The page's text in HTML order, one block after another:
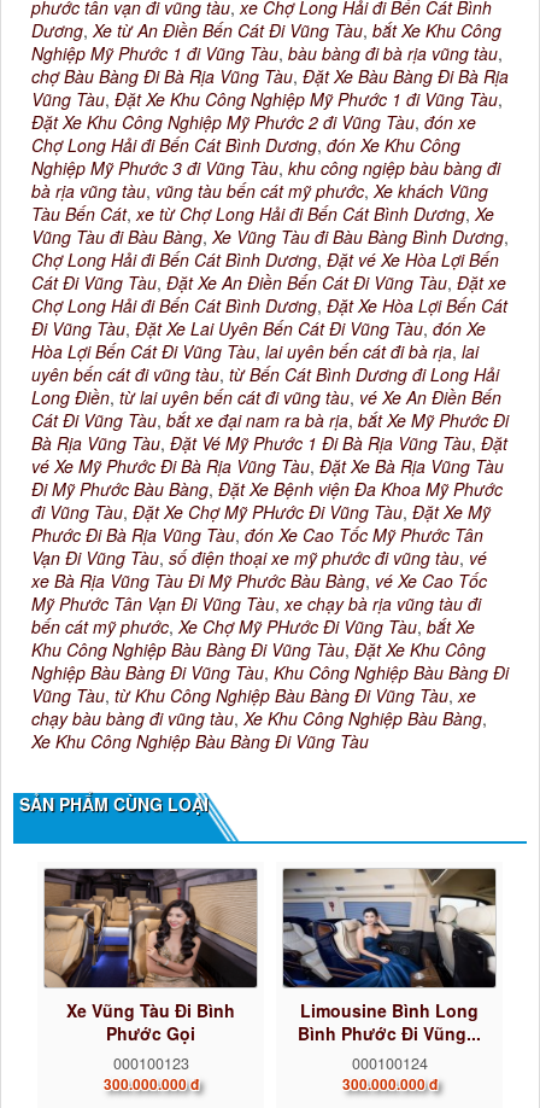
phước tân vạn đi vũng tàu, xe Chợ Long Hải đi Bến Cát Bình
Dương, Xe từ An Điền Bến Cát Đi Vũng Tàu, bắt Xe Khu Công
Nghiệp Mỹ Phước 1 đi Vũng Tàu, bàu bàng đi bà rịa vũng tàu,
chợ Bàu Bàng Đi Bà Rịa Vũng Tàu, Đặt Xe Bàu Bàng Đi Bà Rịa
Vũng Tàu, Đặt Xe Khu Công Nghiệp Mỹ Phước 1 đi Vũng Tàu,
Đặt Xe Khu Công Nghiệp Mỹ Phước 2 đi Vũng Tàu, đón xe
Chợ Long Hải đi Bến Cát Bình Dương, đón Xe Khu Công
Nghiệp Mỹ Phước 3 đi Vũng Tàu, khu công ngiệp bàu bàng đi
bà rịa vũng tàu, vũng tàu bến cát mỹ phước, Xe khách Vũng
Tàu Bến Cát, xe từ Chợ Long Hải đi Bến Cát Bình Dương, Xe
Vũng Tàu đi Bàu Bàng, Xe Vũng Tàu đi Bàu Bàng Bình Dương,
Chợ Long Hải đi Bến Cát Bình Dương, Đặt vé Xe Hòa Lợi Bến
Cát Đi Vũng Tàu, Đặt Xe An Điền Bến Cát Đi Vũng Tàu, Đặt xe
Chợ Long Hải đi Bến Cát Bình Dương, Đặt Xe Hòa Lợi Bến Cát
Đi Vũng Tàu, Đặt Xe Lai Uyên Bến Cát Đi Vũng Tàu, đón Xe
Hòa Lợi Bến Cát Đi Vũng Tàu, lai uyên bến cát đi bà rịa, lai
uyên bến cát đi vũng tàu, từ Bến Cát Bình Dương đi Long Hải
Long Điền, từ lai uyên bến cát đi vũng tàu, vé Xe An Điền Bến
Cát Đi Vũng Tàu, bắt xe đại nam ra bà rịa, bắt Xe Mỹ Phước Đi
Bà Rịa Vũng Tàu, Đặt Vé Mỹ Phước 1 Đi Bà Rịa Vũng Tàu, Đặt
vé Xe Mỹ Phước Đi Bà Rịa Vũng Tàu, Đặt Xe Bà Rịa Vũng Tàu
Đi Mỹ Phước Bàu Bàng, Đặt Xe Bệnh viện Đa Khoa Mỹ Phước
đi Vũng Tàu, Đặt Xe Chợ Mỹ PHước Đi Vũng Tàu, Đặt Xe Mỹ
Phước Đi Bà Rịa Vũng Tàu, đón Xe Cao Tốc Mỹ Phước Tân
Vạn Đi Vũng Tàu, số điện thoại xe mỹ phước đi vũng tàu, vé
xe Bà Rịa Vũng Tàu Đi Mỹ Phước Bàu Bàng, vé Xe Cao Tốc
Mỹ Phước Tân Vạn Đi Vũng Tàu, xe chạy bà rịa vũng tàu đi
bến cát mỹ phước, Xe Chợ Mỹ PHước Đi Vũng Tàu, bắt Xe
Khu Công Nghiệp Bàu Bàng Đi Vũng Tàu, Đặt Xe Khu Công
Nghiệp Bàu Bàng Đi Vũng Tàu, Khu Công Nghiệp Bàu Bàng Đi
Vũng Tàu, từ Khu Công Nghiệp Bàu Bàng Đi Vũng Tàu, xe
chạy bàu bàng đi vũng tàu, Xe Khu Công Nghiệp Bàu Bàng,
Xe Khu Công Nghiệp Bàu Bàng Đi Vũng Tàu
SẢN PHẨM CÙNG LOẠI
Xe Vũng Tàu Đi Bình
Phước Gọi
0922242225...
000100123
300.000.000 đ
Limousine Bình Long
Bình Phước Đi Vũng...
000100124
300.000.000 đ